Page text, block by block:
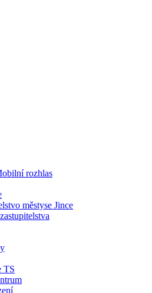
rozhlas
městyse Jince
TS